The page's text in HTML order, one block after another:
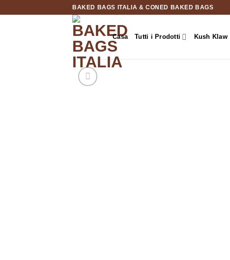
BAKED BAGS ITALIA & CONED BAKED BAGS
Casa Tutti i Prodotti Kush Klaw